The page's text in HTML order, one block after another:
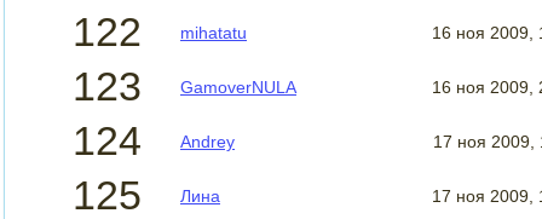
122 mihatatu 16 ноя 2009,
123 GamoverNULA 16 ноя 2009,
124 Andrey 17 ноя 2009,
125 Лина 17 ноя 2009,